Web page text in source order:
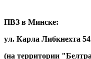
ПВЗ в Минске:
ул. Карла Либкнехта
(на территории